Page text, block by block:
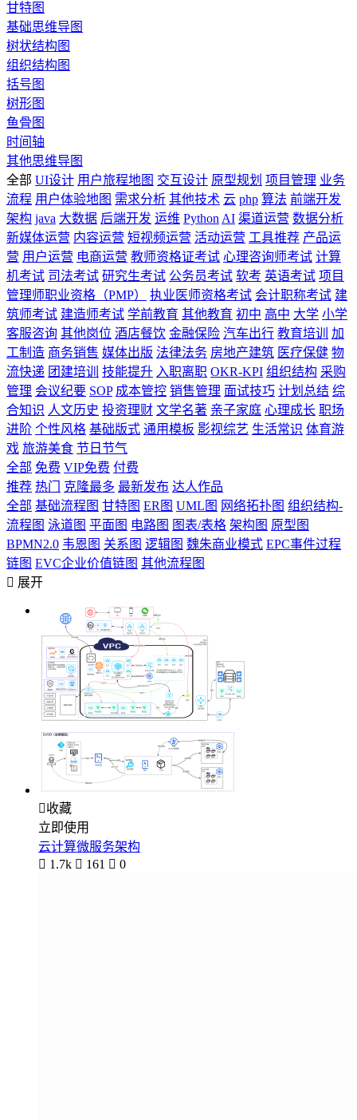
甘特图
基础思维导图
树状结构图
组织结构图
括号图
树形图
鱼骨图
时间轴
其他思维导图
全部 UI设计 用户旅程地图 交互设计 原型规划 项目管理 业务
流程 用户体验地图 需求分析 其他技术 云 php 算法 前端开发
架构 java 大数据 后端开发 运维 Python AI 渠道运营 数据分析
新媒体运营 内容运营 短视频运营 活动运营 工具推荐 产品运
营 用户运营 电商运营 教师资格证考试 心理咨询师考试 计算
机考试 司法考试 研究生考试 公务员考试 软考 英语考试 项目
管理师职业资格（PMP）
执业医师资格考试 会计职称考试 建
筑师考试 建造师考试 学前教育 其他教育 初中 高中 大学 小学
客服咨询 其他岗位 酒店餐饮 金融保险 汽车出行 教育培训
加
工制造 商务销售 媒体出版 法律法务 房地产建筑 医疗保健 物
流快递 团建培训 技能提升 入职离职 OKR-KPI 组织结构 采购
管理 会议纪要 SOP 成本管控 销售管理 面试技巧 计划总结 综
合知识 人文历史 投资理财 文学名著 亲子家庭 心理成长 职场
进阶 个性风格 基础版式 通用模板 影视综艺 生活常识 体育游
戏 旅游美食 节日节气
全部 免费 VIP免费 付费
推荐 热门 克隆最多 最新发布 达人作品
全部 基础流程图 甘特图 ER图 UML图 网络拓扑图 组织结构-
流程图 泳道图 平面图 电路图 图表/表格 架构图 原型图
BPMN2.0 韦恩图 关系图 逻辑图 魏朱商业模式 EPC事件过程
链图 EVC企业价值链图 其他流程图
 展开
收藏
立即使用
云计算微服务架构
 1.7k  161  0